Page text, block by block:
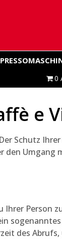
0
e
Schutz
den Umgang
Ihrer Person
des